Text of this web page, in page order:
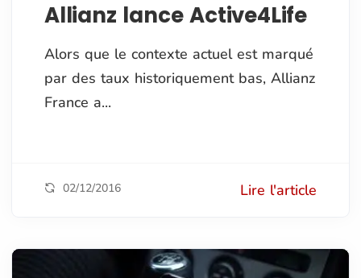
Allianz lance Active4Life
Alors que le contexte actuel est marqué
par des taux historiquement bas, Allianz
France a...
02/12/2016 Lire l'article